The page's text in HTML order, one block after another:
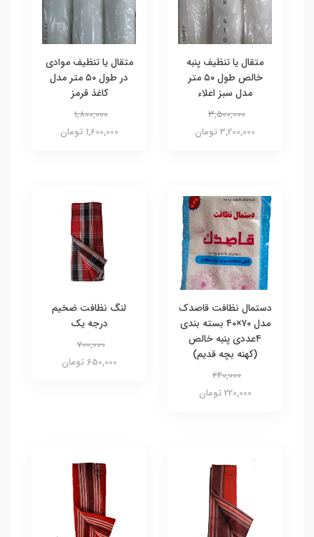
متقال یا تنظیف پنبه‌
خالص طول ۵۰ متر
مدل سبز اعلاء
3,500,000
3,200,000 تومان
متقال یا تنظیف موادی
در طول ۵۰ متر مدل
کاغذ قرمز
1,800,000
1,600,000 تومان
دستمال نظافت قاصدک
مدل ۷۰×۴۰ بسته بندی
۴عددی پنبه خالص
(کهنه بچه قدیم)
240,000
220,000 تومان
لنگ نظافت ضخیم
درجه یک
700,000
650,000 تومان